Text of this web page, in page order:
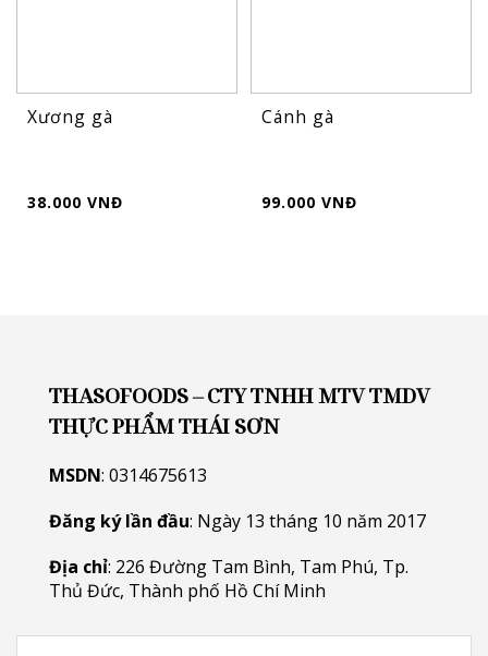
Xương gà
38.000 VNĐ
Cánh gà
99.000 VNĐ
THASOFOODS – CTY TNHH MTV TMDV
THỰC PHẨM THÁI SƠN
MSDN: 0314675613
Đăng ký lần đầu: Ngày 13 tháng 10 năm 2017
Địa chỉ: 226 Đường Tam Bình, Tam Phú, Tp.
Thủ Đức, Thành phố Hồ Chí Minh